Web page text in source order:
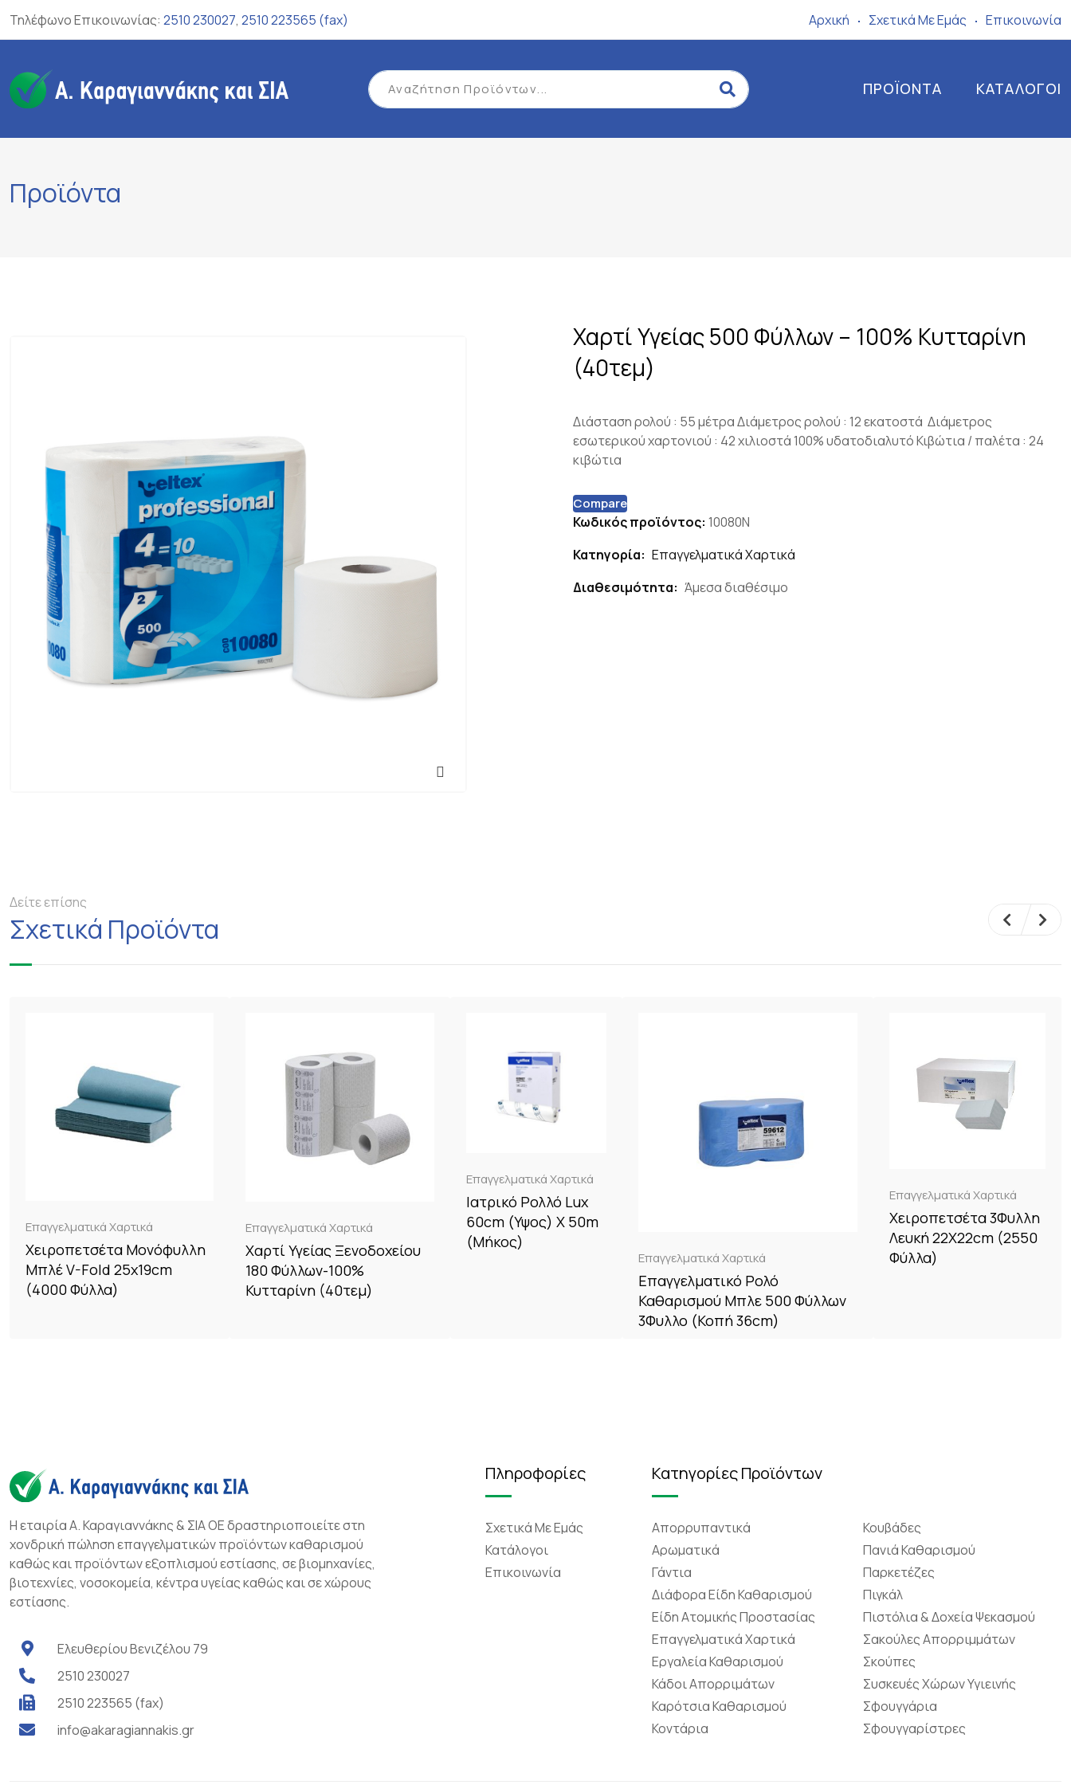
Τηλέφωνο Επικοινωνίας: 2510 230027, 2510 223565 (fax) Αρχική Σχετικά Mε Eμάς Επικοινωνία
ΠΡΟΪΌΝΤΑ ΚΑΤΆΛΟΓΟΙ
Προϊόντα
Χαρτί Υγείας 500 Φύλλων – 100% Κυτταρίνη
(40τεμ)
Διάσταση ρολού : 55 μέτρα Διάμετρος ρολού : 12 εκατοστά Διάμετρος
εσωτερικού χαρτονιού : 42 χιλιοστά 100% υδατοδιαλυτό Κιβώτια / παλέτα : 24
κιβώτια
Compare
Κωδικός προϊόντος: 10080N
Κατηγορία: Επαγγελματικά Χαρτικά
Διαθεσιμότητα: Άμεσα διαθέσιμο
Δείτε επίσης
Σχετικά Προϊόντα
Επαγγελματικά Χαρτικά
Χειροπετσέτα Μονόφυλλη
Μπλέ V-Fold 25x19cm
(4000 Φύλλα)
Επαγγελματικά Χαρτικά
Χαρτί Υγείας Ξενοδοχείου
180 Φύλλων-100%
Κυτταρίνη (40τεμ)
Επαγγελματικά Χαρτικά
Ιατρικό Ρολλό Lux
60cm (Υψος) X 50m
(Μήκος)
Επαγγελματικά Χαρτικά
Επαγγελματικό Ρολό
Καθαρισμού Μπλε 500 Φύλλων
3Φυλλο (Κοπή 36cm)
Επαγγελματικά Χαρτικά
Χειροπετσέτα 3Φυλλη
Λευκή 22X22cm (2550
Φύλλα)
Η εταιρία Α. Καραγιαννάκης & ΣΙΑ ΟΕ δραστηριοποιείτε στη
χονδρική πώληση επαγγελματικών προϊόντων καθαρισμού
καθώς και προϊόντων εξοπλισμού εστίασης, σε βιομηχανίες,
βιοτεχνίες, νοσοκομεία, κέντρα υγείας καθώς και σε χώρους
εστίασης.
Ελευθερίου Βενιζέλου 79
2510 230027
2510 223565 (fax)
info@akaragiannakis.gr
Πληροφορίες
Σχετικά Mε Eμάς
Κατάλογοι
Επικοινωνία
Κατηγορίες Προϊόντων
Απορρυπαντικά
Αρωματικά
Γάντια
Διάφορα Είδη Καθαρισμού
Είδη Ατομικής Προστασίας
Επαγγελματικά Χαρτικά
Εργαλεία Καθαρισμού
Κάδοι Απορριμάτων
Καρότσια Καθαρισμού
Κοντάρια
Κουβάδες
Πανιά Καθαρισμού
Παρκετέζες
Πιγκάλ
Πιστόλια & Δοχεία Ψεκασμού
Σακούλες Απορριμμάτων
Σκούπες
Συσκευές Χώρων Υγιεινής
Σφουγγάρια
Σφουγγαρίστρες